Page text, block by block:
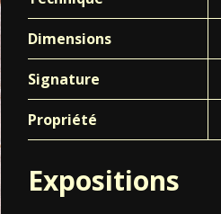
Dimensions
Signature
Propriété
Expositions